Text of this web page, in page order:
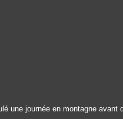
une journée en montagne avant